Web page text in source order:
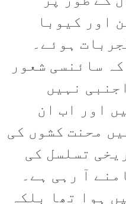
اور کیوبا
ہوئے۔
سائنسی شعور
نہیں
اور اب ان
محنت کشوں کی
تسلسل کی
آ رہی ہے۔
ہوا تھا بلکہ